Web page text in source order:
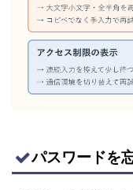
パスワードを